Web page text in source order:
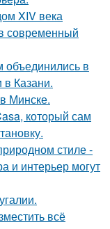
XIV века
современный
в
в Казани.
Минске.
который сам
стиле -
и интерьер могут
всё